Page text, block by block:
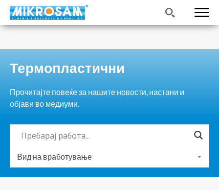
Термопластични
Прочитајте повеќе за нашите новости, настани и
објави во медиуми.
Вид на вработување